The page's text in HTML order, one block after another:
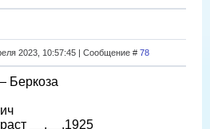
2023, 10:57:45 | Сообщение # 78
Беркоза
__.__.1925